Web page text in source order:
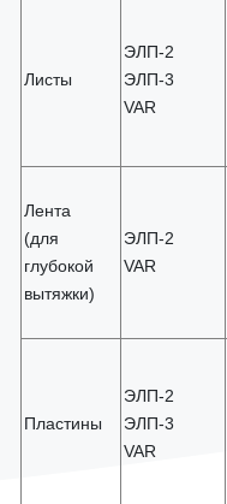
Листы
ЭЛП-2
ЭЛП-3
VAR
Лента
(для
глубокой
вытяжки)
ЭЛП-2
VAR
Пластины
ЭЛП-2
ЭЛП-3
VAR